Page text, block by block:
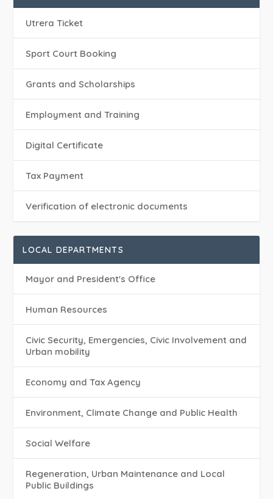
Utrera Ticket
Sport Court Booking
Grants and Scholarships
Employment and Training
Digital Certificate
Tax Payment
Verification of electronic documents
LOCAL DEPARTMENTS
Mayor and President's Office
Human Resources
Civic Security, Emergencies, Civic Involvement and
Urban mobility
Economy and Tax Agency
Environment, Climate Change and Public Health
Social Welfare
Regeneration, Urban Maintenance and Local
Public Buildings